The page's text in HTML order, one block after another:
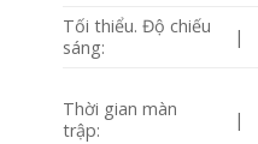
Tối thiểu. Độ chiếu
sáng:
|
Thời gian màn
trập:
|